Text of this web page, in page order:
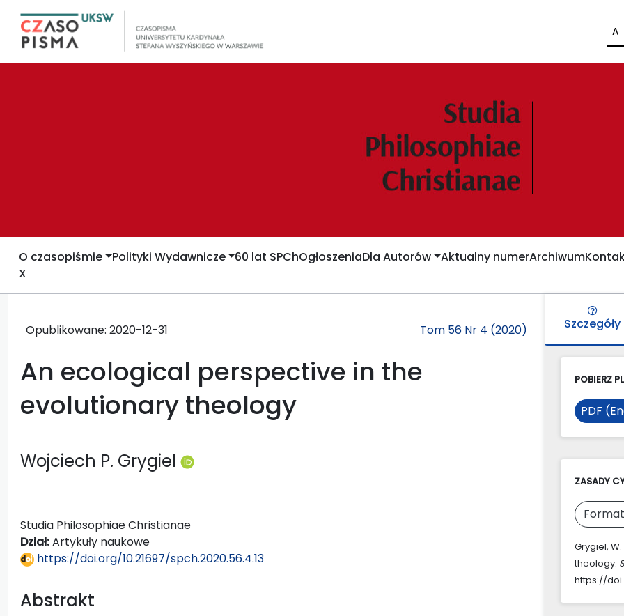
A
O czasopiśmie Polityki Wydawnicze 60 lat SPChOgłoszeniaDla Autorów Aktualny numerArchiwum
X
Opublikowane: 2020-12-31 Tom 56 Nr 4 (2020)
An ecological perspective in the
evolutionary theology
Wojciech P. Grygiel
Studia Philosophiae Christianae
Dział:Artykuły naukowe
https://doi.org/10.21697/spch.2020.56.4.13
Abstrakt
Szczegóły
POBIERZ
PDF
ZASADY
Grygiel,
theology.
https://